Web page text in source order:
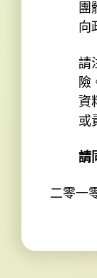
團
向
請
險
資
或
請
二零一